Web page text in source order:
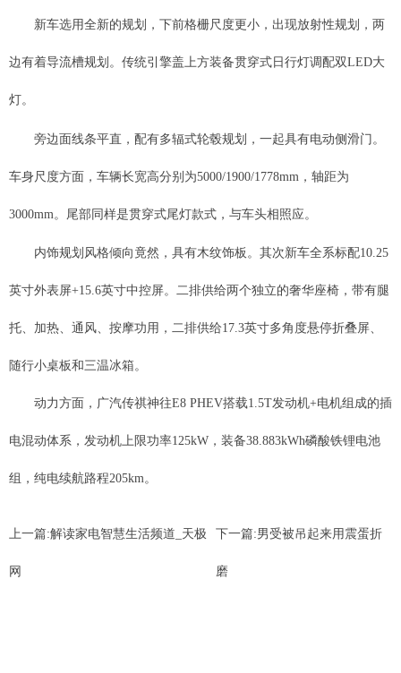
新车选用全新的规划，下前格栅尺度更小，出现放射性规划，两
边有着导流槽规划。传统引擎盖上方装备贯穿式日行灯调配双LED大
灯。
旁边面线条平直，配有多辐式轮毂规划，一起具有电动侧滑门。
车身尺度方面，车辆长宽高分别为5000/1900/1778mm，轴距为
3000mm。尾部同样是贯穿式尾灯款式，与车头相照应。
内饰规划风格倾向竟然，具有木纹饰板。其次新车全系标配10.25
英寸外表屏+15.6英寸中控屏。二排供给两个独立的奢华座椅，带有腿
托、加热、通风、按摩功用，二排供给17.3英寸多角度悬停折叠屏、
随行小桌板和三温冰箱。
动力方面，广汽传祺神往E8 PHEV搭载1.5T发动机+电机组成的插
电混动体系，发动机上限功率125kW，装备38.883kWh磷酸铁锂电池
组，纯电续航路程205km。
上一篇:解读家电智慧生活频道_天极
网
下一篇:男受被吊起来用震蛋折
磨